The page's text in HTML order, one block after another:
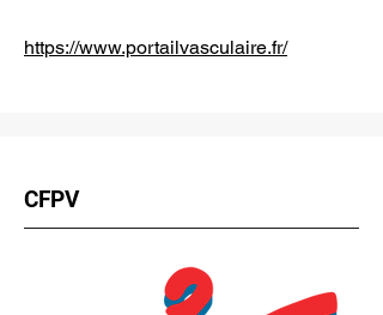
https://www.portailvasculaire.fr/
CFPV